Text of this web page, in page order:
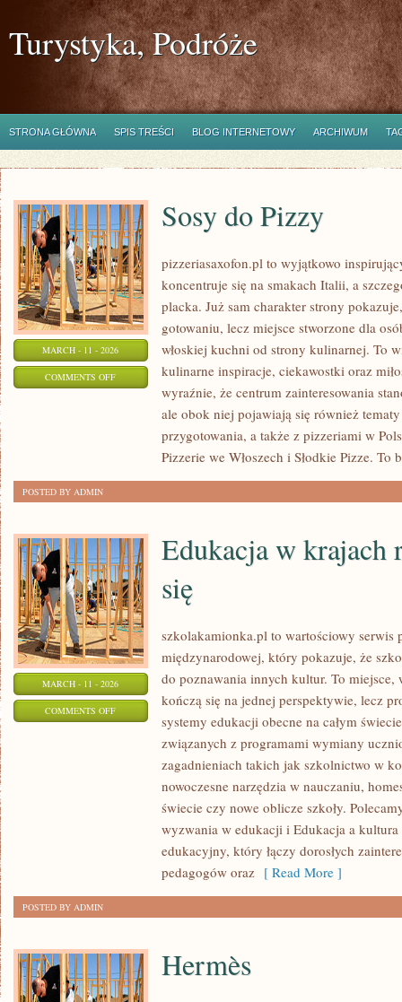
Turystyka, Podróże
STRONA GŁÓWNA SPIS TREŚCI BLOG INTERNETOWY ARCHIWUM
MARCH - 11 - 2026
COMMENTS OFFON
Sosy do Pizzy
pizzeriasaxofon.pl to wyjątkowo
koncentruje się na smakach Italii, a
placka. Już sam charakter strony
gotowaniu, lecz miejsce stworzone dla
włoskiej kuchni od strony kulinarnej. To
kulinarne inspiracje, ciekawostki oraz
wyraźnie, że centrum zainteresowania
ale obok niej pojawiają się również
przygotowania, a także z pizzeriami w
Pizzerie we Włoszech i Słodkie Pizze. To
POSTED BY ADMIN
MARCH - 11 - 2026
COMMENTS OFFON
Edukacja w krajach
się
szkolakamionka.pl to wartościowy serwis
międzynarodowej, który pokazuje, że
do poznawania innych kultur. To miejsce,
kończą się na jednej perspektywie, lecz
systemy edukacji obecne na całym
związanych z programami wymiany
zagadnieniach takich jak szkolnictwo w
nowoczesne narzędzia w nauczaniu,
świecie czy nowe oblicze szkoły.
wyzwania w edukacji i Edukacja a kultura
edukacyjny, który łączy dorosłych
pedagogów oraz [ Read More ]
POSTED BY ADMIN
Hermès